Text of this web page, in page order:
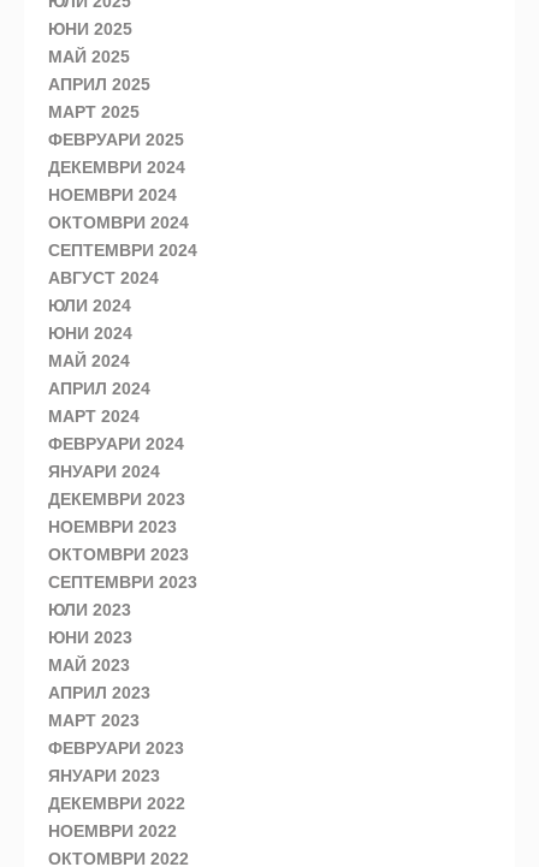
ЮНИ 2025
МАЙ 2025
АПРИЛ 2025
МАРТ 2025
ФЕВРУАРИ 2025
ДЕКЕМВРИ 2024
НОЕМВРИ 2024
ОКТОМВРИ 2024
СЕПТЕМВРИ 2024
АВГУСТ 2024
ЮЛИ 2024
ЮНИ 2024
МАЙ 2024
АПРИЛ 2024
МАРТ 2024
ФЕВРУАРИ 2024
ЯНУАРИ 2024
ДЕКЕМВРИ 2023
НОЕМВРИ 2023
ОКТОМВРИ 2023
СЕПТЕМВРИ 2023
ЮЛИ 2023
ЮНИ 2023
МАЙ 2023
АПРИЛ 2023
МАРТ 2023
ФЕВРУАРИ 2023
ЯНУАРИ 2023
ДЕКЕМВРИ 2022
НОЕМВРИ 2022
ОКТОМВРИ 2022